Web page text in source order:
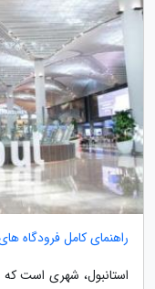
راهنمای کامل فرودگاه
استانبول، شهری است که